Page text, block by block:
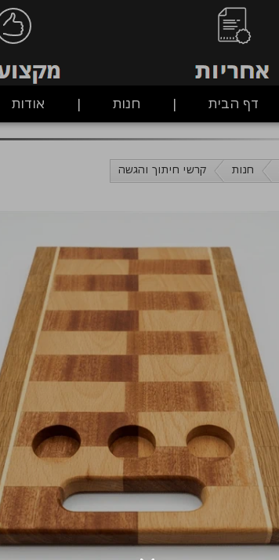
דף הבית חנות אודות
חנות קרשי חיתוך והגשה